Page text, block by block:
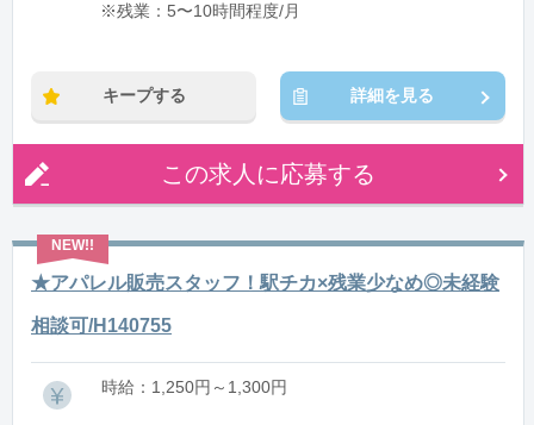
※残業：5〜10時間程度/月
キープする 詳細を見る
この求人に応募する
★アパレル販売スタッフ！駅チカ×残業少なめ◎未経験
相談可/H140755
時給：1,250円～1,300円